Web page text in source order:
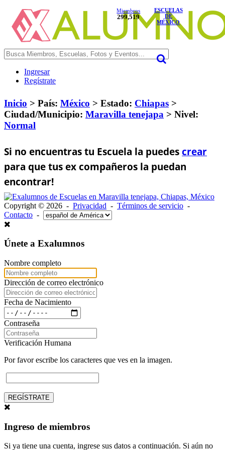
Miembros
299,519
ESCUELAS
DE
MÉXICO
Ingresar
Regístrate
Inicio > País: México > Estado: Chiapas >
Ciudad/Municipio: Maravilla tenejapa > Nivel:
Normal
Si no encuentras tu Escuela la puedescrear
para que tus ex compañeros la puedan
encontrar!
Copyright © 2026 - Privacidad - Términos de servicio -
Contacto -
Únete a Exalumnos
Nombre completo
Dirección de correo electrónico
Fecha de Nacimiento
Contraseña
Verificación Humana
Por favor escribe los caracteres que ves en la imagen.
REGÍSTRATE
Ingreso de miembros
Si ya tiene una cuenta, ingrese sus datos a continuación. Si aún no